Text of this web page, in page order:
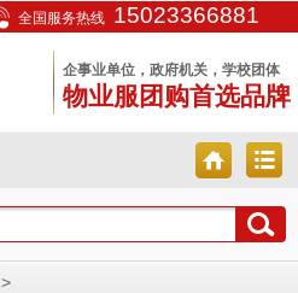
全国服务热线 15023366881
企事业单位，政府机关，学校团体
物业服团购首选品牌
>